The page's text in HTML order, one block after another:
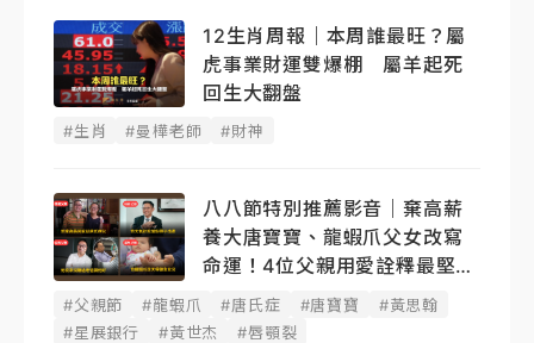
12生肖周報｜本周誰最旺？屬
虎事業財運雙爆棚 屬羊起死
回生大翻盤
#生肖 #曼樺老師 #財神
八八節特別推薦影音｜棄高薪
養大唐寶寶、龍蝦爪父女改寫
命運！4位父親用愛詮釋最堅韌
後盾
#父親節 #龍蝦爪 #唐氏症 #唐寶寶
#黃思翰
#星展銀行
#黃世杰 #唇顎裂